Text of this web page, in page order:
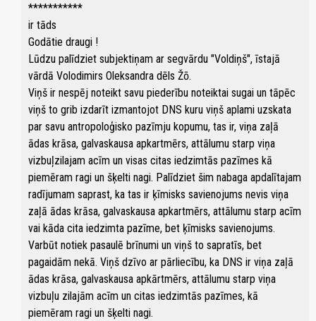
***********
ir tāds
Godātie draugi !
Lūdzu palīdziet subjektiņam ar segvārdu "Voldiņš", īstajā
vārdā Volodimirs Oleksandra dēls Žō.
Viņš ir nespēj noteikt savu piederību noteiktai sugai un tāpēc
viņš to grib izdarīt izmantojot DNS kuru viņš aplami uzskata
par savu antropoloģisko pazīmju kopumu, tas ir, viņa zaļā
ādas krāsa, galvaskausa apkartmērs, attālumu starp viņa
vizbuļzilajam acīm un visas citas iedzimtās pazīmes kā
piemēram ragi un šķelti nagi. Palīdziet šim nabaga apdalītajam
radījumam saprast, ka tas ir ķīmisks savienojums nevis viņa
zaļā ādas krāsa, galvaskausa apkartmērs, attālumu starp acīm
vai kāda cita iedzimta pazīme, bet ķīmisks savienojums.
Varbūt notiek pasaulē brīnumi un viņš to sapratīs, bet
pagaidām nekā. Viņš dzīvo ar pārliecību, ka DNS ir viņa zaļā
ādas krāsa, galvaskausa apkārtmērs, attālumu starp viņa
vizbuļu zilajām acīm un citas iedzimtās pazīmes, kā
piemēram ragi un šķelti nagi.